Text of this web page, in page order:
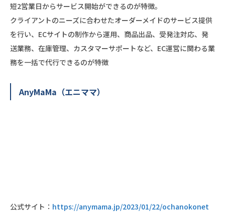
短2営業日からサービス開始ができるのが特徴。
クライアントのニーズに合わせたオーダーメイドのサービス提供
を行い、ECサイトの制作から運用、商品出品、受発注対応、発
送業務、在庫管理、カスタマーサポートなど、EC運営に関わる業
務を一括で代行できるのが特徴
AnyMaMa（エニママ）
公式サイト： https://anymama.jp/2023/01/22/ochanokonet